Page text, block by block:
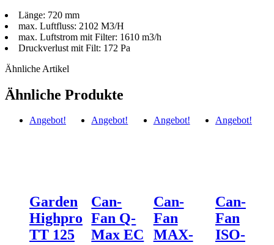
Länge: 720 mm
max. Luftfluss: 2102 M3/H
max. Luftstrom mit Filter: 1610 m3/h
Druckverlust mit Filt: 172 Pa
Ähnliche Artikel
Ähnliche Produkte
Angebot!
Garden
Highpro
TT 125
Angebot!
Can-
Fan Q-
Max EC
Angebot!
Can-
Fan
MAX-
Angebot!
Can-
Fan
ISO-